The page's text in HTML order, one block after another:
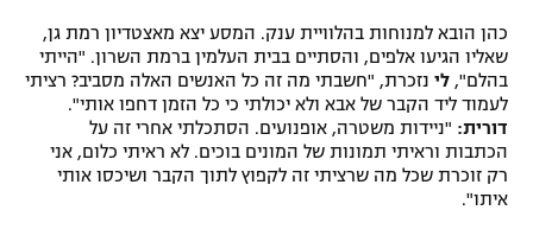
כהן הובא למנוחות בהלוויית ענק. המסע יצא מאצטדיון רמת גן,
שאליו הגיעו אלפים, והסתיים בבית העלמין ברמת השרון. "הייתי
בהלם", לי נזכרת, "חשבתי מה זה כל האנשים האלה מסביב? רציתי
לעמוד ליד הקבר של אבא ולא יכולתי כי כל הזמן דחפו אותי".
דורית: "ניידות משטרה, אופנועים. הסתכלתי אחרי זה על
הכתבות וראיתי תמונות של המונים בוכים. לא ראיתי כלום, אני
רק זוכרת שכל מה שרציתי זה לקפוץ לתוך הקבר ושיכסו אותי
איתו".